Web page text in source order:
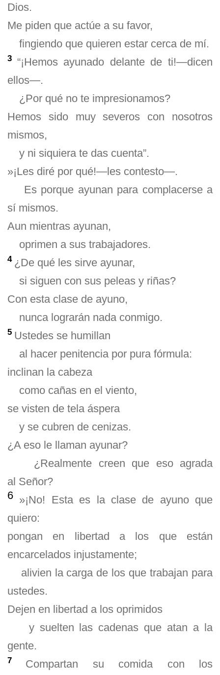
Dios.
Me piden que actúe a su favor,
fingiendo que quieren estar cerca de mí.
3 “¡Hemos ayunado delante de ti!—dicen
ellos—.
¿Por qué no te impresionamos?
Hemos sido muy severos con nosotros
mismos,
y ni siquiera te das cuenta”.
»¡Les diré por qué!—les contesto—.
Es porque ayunan para complacerse a
sí mismos.
Aun mientras ayunan,
oprimen a sus trabajadores.
4 ¿De qué les sirve ayunar,
si siguen con sus peleas y riñas?
Con esta clase de ayuno,
nunca lograrán nada conmigo.
5 Ustedes se humillan
al hacer penitencia por pura fórmula:
inclinan la cabeza
como cañas en el viento,
se visten de tela áspera
y se cubren de cenizas.
¿A eso le llaman ayunar?
¿Realmente creen que eso agrada
al Señor?
6 »¡No! Esta es la clase de ayuno que
quiero:
pongan en libertad a los que están
encarcelados injustamente;
alivien la carga de los que trabajan para
ustedes.
Dejen en libertad a los oprimidos
y suelten las cadenas que atan a la
gente.
7 Compartan su comida con los